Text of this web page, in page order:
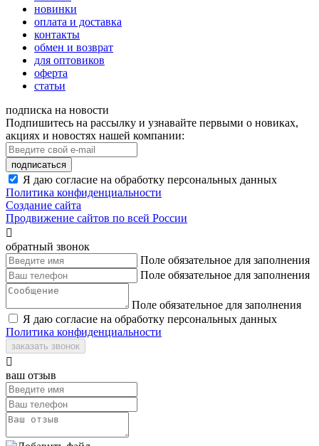
новинки
оплата и доставка
контакты
обмен и возврат
для оптовиков
оферта
статьи
подписка на новости
Подпишитесь на рассылку и узнавайте первыми о новиках,
акциях и новостях нашей компании:
подписаться
Я даю согласие на обработку персональных данных
Политика конфиденциальности
Создание сайта
Продвижение сайтов по всей России

обратный звонок
Поле обязательное для заполнения
Поле обязательное для заполнения
Поле обязательное для заполнения
Я даю согласие на обработку персональных данных
Политика конфиденциальности
заказать звонок

ваш отзыв